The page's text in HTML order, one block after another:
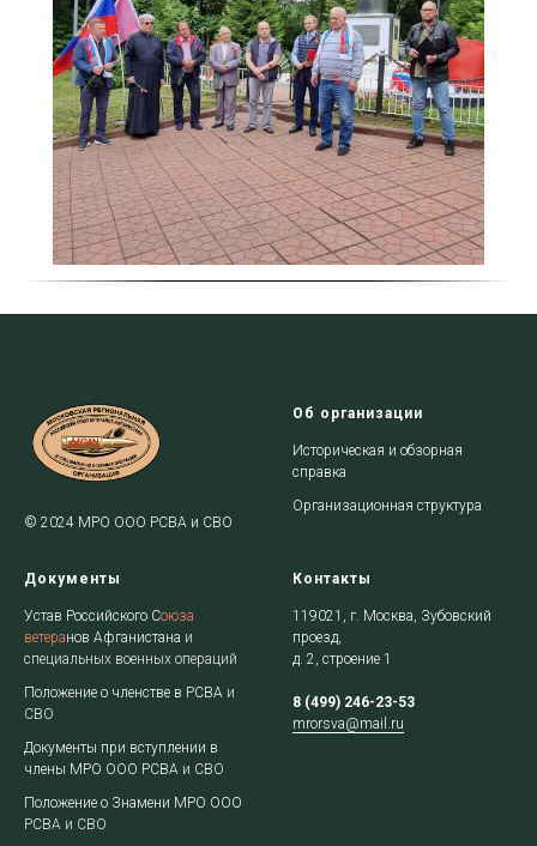
© 2024 МРО ООО РСВА и СВО
Об организации
Историческая и обзорная
справка
Организационная структура
Документы
Устав Российского Союза
ветеранов Афганистана и
специальных военных операций
Положение о членстве в РСВА и
СВО
Документы при вступлении в
члены МРО ООО РСВА и СВО
Положение о Знамени МРО ООО
РСВА и СВО
Контакты
119021, г. Москва, Зубовский
проезд,
д. 2, строение 1
8 (499) 246-23-53
mrorsva@mail.ru